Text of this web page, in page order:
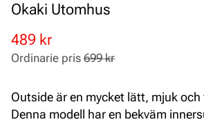
Okaki Utomhus
Rabatterat
pris
489 kr
Ordinarie
pris
Ordinarie pris 699 kr
Outside är en mycket lätt, mjuk och
Denna modell har en bekväm